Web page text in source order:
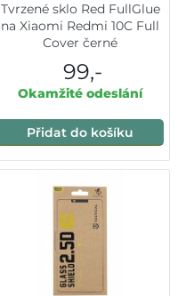
Tvrzené sklo Red FullGlue
na Xiaomi Redmi 10C Full
Cover černé
99,-
Okamžité odeslání
Přidat do košíku